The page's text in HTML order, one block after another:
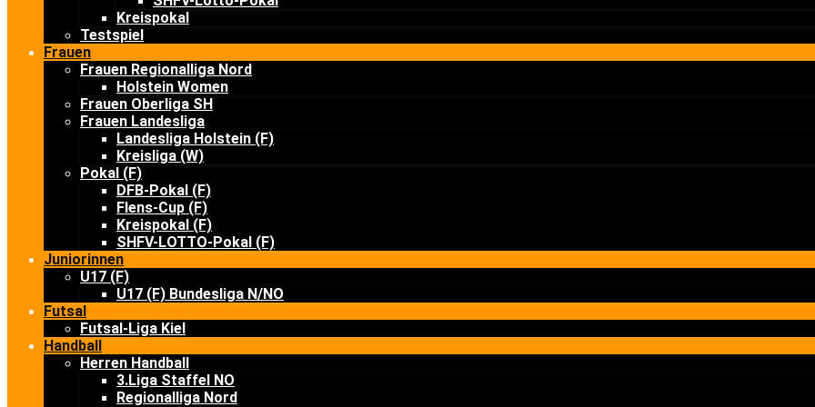
Kreispokal
Testspiel
Frauen
Frauen Regionalliga Nord
Holstein Women
Frauen Oberliga SH
Frauen Landesliga
Landesliga Holstein (F)
Kreisliga (W)
Pokal (F)
DFB-Pokal (F)
Flens-Cup (F)
Kreispokal (F)
SHFV-LOTTO-Pokal (F)
Juniorinnen
U17 (F)
U17 (F) Bundesliga N/NO
Futsal
Futsal-Liga Kiel
Handball
Herren Handball
3.Liga Staffel NO
Regionalliga Nord